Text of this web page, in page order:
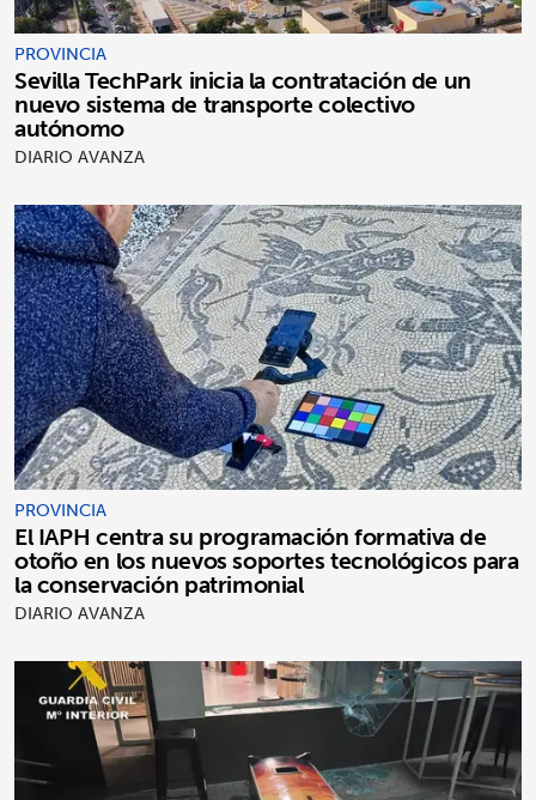
PROVINCIA
Sevilla TechPark inicia la contratación de un
nuevo sistema de transporte colectivo
autónomo
DIARIO AVANZA
PROVINCIA
El IAPH centra su programación formativa de
otoño en los nuevos soportes tecnológicos para
la conservación patrimonial
DIARIO AVANZA